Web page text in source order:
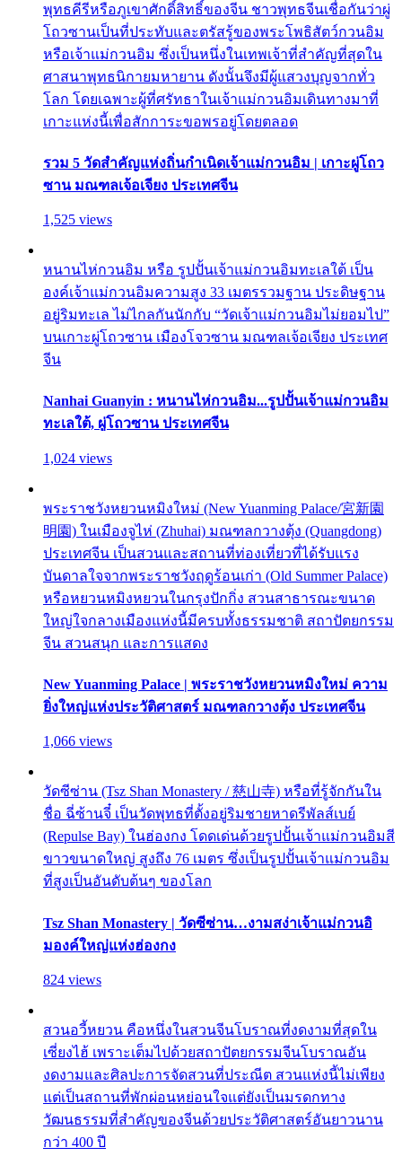
พุทธคีรีหรือภูเขาศักดิ์สิทธิ์ของจีน ชาวพุทธจีนเชื่อกันว่าผู่
โถวซานเป็นที่ประทับและตรัสรู้ของพระโพธิสัตว์กวนอิม
หรือเจ้าแม่กวนอิม ซึ่งเป็นหนึ่งในเทพเจ้าที่สำคัญที่สุดใน
ศาสนาพุทธนิกายมหายาน ดังนั้นจึงมีผู้แสวงบุญจากทั่ว
โลก โดยเฉพาะผู้ที่ศรัทธาในเจ้าแม่กวนอิมเดินทางมาที่
เกาะแห่งนี้เพื่อสักการะขอพรอยู่โดยตลอด
รวม 5 วัดสำคัญแห่งถิ่นกำเนิดเจ้าแม่กวนอิม | เกาะผู่โถว
ซาน มณฑลเจ้อเจียง ประเทศจีน
1,525 views
หนานไห่กวนอิม หรือ รูปปั้นเจ้าแม่กวนอิมทะเลใต้ เป็น
องค์เจ้าแม่กวนอิมความสูง 33 เมตรรวมฐาน ประดิษฐาน
อยู่ริมทะเล ไม่ไกลกันนักกับ “วัดเจ้าแม่กวนอิมไม่ยอมไป”
บนเกาะผู่โถวซาน เมืองโจวซาน มณฑลเจ้อเจียง ประเทศ
จีน
Nanhai Guanyin : หนานไห่กวนอิม...รูปปั้นเจ้าแม่กวนอิม
ทะเลใต้, ผู่โถวซาน ประเทศจีน
1,024 views
พระราชวังหยวนหมิงใหม่ (New Yuanming Palace/宮新園
明園) ในเมืองจูไห่ (Zhuhai) มณฑลกวางตุ้ง (Quangdong)
ประเทศจีน เป็นสวนและสถานที่ท่องเที่ยวที่ได้รับแรง
บันดาลใจจากพระราชวังฤดูร้อนเก่า (Old Summer Palace)
หรือหยวนหมิงหยวนในกรุงปักกิ่ง สวนสาธารณะขนาด
ใหญ่ใจกลางเมืองแห่งนี้มีครบทั้งธรรมชาติ สถาปัตยกรรม
จีน สวนสนุก และการแสดง
New Yuanming Palace | พระราชวังหยวนหมิงใหม่ ความ
ยิ่งใหญ่แห่งประวัติศาสตร์ มณฑลกวางตุ้ง ประเทศจีน
1,066 views
วัดซีซ่าน (Tsz Shan Monastery / 慈山寺) หรือที่รู้จักกันใน
ชื่อ ฉี่ซ้านจี๋ เป็นวัดพุทธที่ตั้งอยู่ริมชายหาดรีพัลส์เบย์
(Repulse Bay) ในฮ่องกง โดดเด่นด้วยรูปปั้นเจ้าแม่กวนอิมสี
ขาวขนาดใหญ่ สูงถึง 76 เมตร ซึ่งเป็นรูปปั้นเจ้าแม่กวนอิม
ที่สูงเป็นอันดับต้นๆ ของโลก
Tsz Shan Monastery | วัดซีซ่าน…งามสง่าเจ้าแม่กวนอิ
มองค์ใหญ่แห่งฮ่องกง
824 views
สวนอวี้หยวน คือหนึ่งในสวนจีนโบราณที่งดงามที่สุดใน
เซี่ยงไฮ้ เพราะเต็มไปด้วยสถาปัตยกรรมจีนโบราณอัน
งดงามและศิลปะการจัดสวนที่ประณีต สวนแห่งนี้ไม่เพียง
แต่เป็นสถานที่พักผ่อนหย่อนใจแต่ยังเป็นมรดกทาง
วัฒนธรรมที่สำคัญของจีนด้วยประวัติศาสตร์อันยาวนาน
กว่า 400 ปี